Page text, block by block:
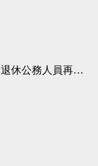
退休公務人員再任職務